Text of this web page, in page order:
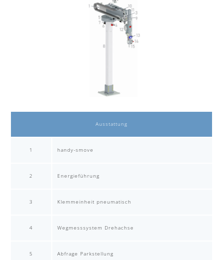
Ausstattung
1 handy-smove
2 Energieführung
3 Klemmeinheit pneumatisch
4 Wegmesssystem Drehachse
5 Abfrage Parkstellung